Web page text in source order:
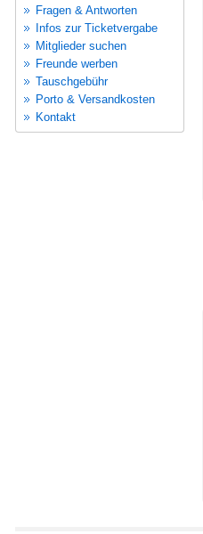
Fragen & Antworten
Infos zur Ticketvergabe
Mitglieder suchen
Freunde werben
Tauschgebühr
Porto & Versandkosten
Kontakt